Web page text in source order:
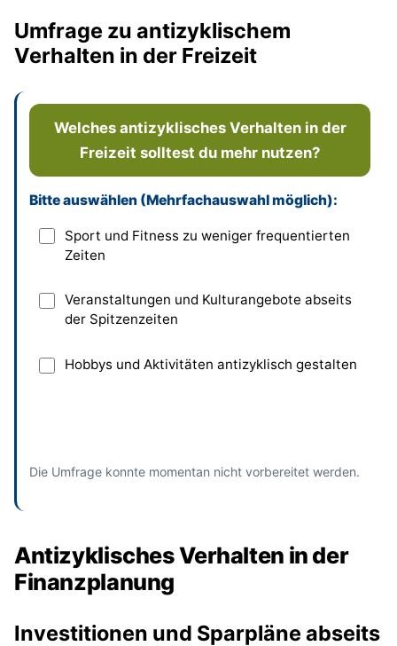
Umfrage zu antizyklischem
Verhalten in der Freizeit
Welches antizyklisches Verhalten in der
Freizeit solltest du mehr nutzen?
Dieses Feld bitte leer lassen
Bitte auswählen (Mehrfachauswahl möglich):
Sport und Fitness zu weniger frequentierten
Zeiten
Veranstaltungen und Kulturangebote abseits
der Spitzenzeiten
Hobbys und Aktivitäten antizyklisch gestalten
Die Umfrage konnte momentan nicht vorbereitet werden.
Antizyklisches Verhalten in der
Finanzplanung
Investitionen und Sparpläne abseits